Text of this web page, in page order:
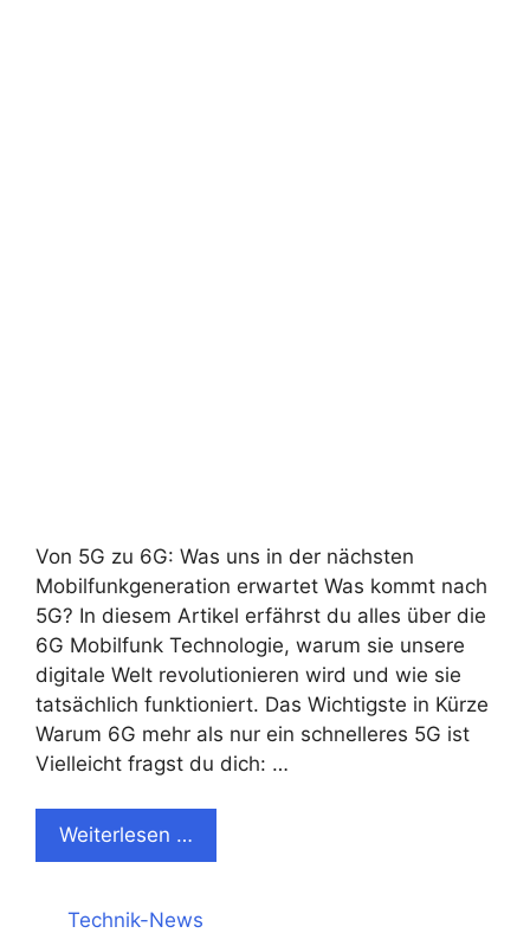
Von 5G zu 6G: Was uns in der nächsten
Mobilfunkgeneration erwartet Was kommt nach
5G? In diesem Artikel erfährst du alles über die
6G Mobilfunk Technologie, warum sie unsere
digitale Welt revolutionieren wird und wie sie
tatsächlich funktioniert. Das Wichtigste in Kürze
Warum 6G mehr als nur ein schnelleres 5G ist
Vielleicht fragst du dich: …
Weiterlesen …
Kategorien
Technik-News